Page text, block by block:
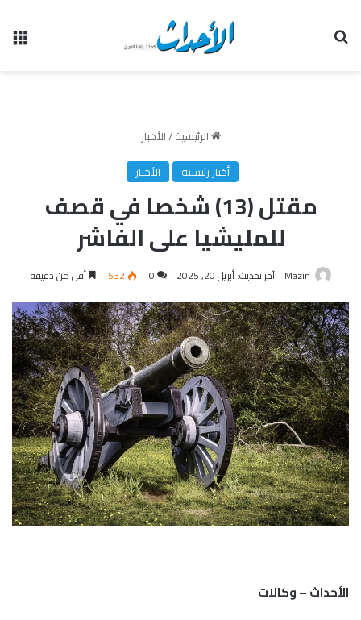
الرئيسية/الأخبار
أخبار رئيسية
الأخبار
مقتل (13) شخصا في قصف
للمليشيا على الفاشر
Mazin آخر تحديث: أبريل 20, 2025 0
532 أقل من دقيقة
الأحداث – وكالات